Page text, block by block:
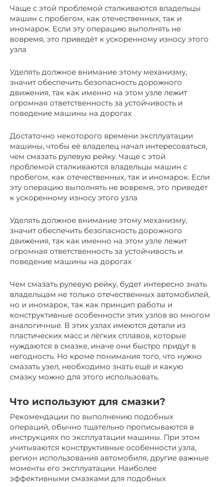
Чаще с этой проблемой сталкиваются владельцы
машин с пробегом, как отечественных, так и
иномарок. Если эту операцию выполнять не
вовремя, это приведёт к ускоренному износу этого
узла
Уделять должное внимание этому механизму,
значит обеспечить безопасность дорожного
движения, так как именно на этом узле лежит
огромная ответственность за устойчивость и
поведение машины на дорогах
Достаточно некоторого времени эксплуатации
машины, чтобы её владелец начал интересоваться,
чем смазать рулевую рейку. Чаще с этой
проблемой сталкиваются владельцы машин с
пробегом, как отечественных, так и иномарок. Если
эту операцию выполнять не вовремя, это приведёт
к ускоренному износу этого узла
Уделять должное внимание этому механизму,
значит обеспечить безопасность дорожного
движения, так как именно на этом узле лежит
огромная ответственность за устойчивость и
поведение машины на дорогах
Чем смазать рулевую рейку, будет интересно знать
владельцам не только отечественных автомобилей,
но и иномарок, так как принцип работы и
конструктивные особенности этих узлов во многом
аналогичные. В этих узлах имеются детали из
пластических масс и лёгких сплавов, которые
нуждаются в смазке, иначе они быстро придут в
негодность. Но кроме понимания того, что нужно
смазать узел, необходимо знать ещё и какую
смазку можно для этого использовать.
Что используют для смазки?
Рекомендации по выполнению подобных
операций, обычно тщательно прописываются в
инструкциях по эксплуатации машины. При этом
учитываются конструктивные особенности узла,
регион использования автомобиля, другие важные
моменты его эксплуатации. Наиболее
эффективными смазками для подобных